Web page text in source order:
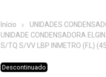
Início UNIDADES
UNIDADE CONDENSADORA
S/TQ S/VV LBP INMETRO (F.L)
Descontinuado